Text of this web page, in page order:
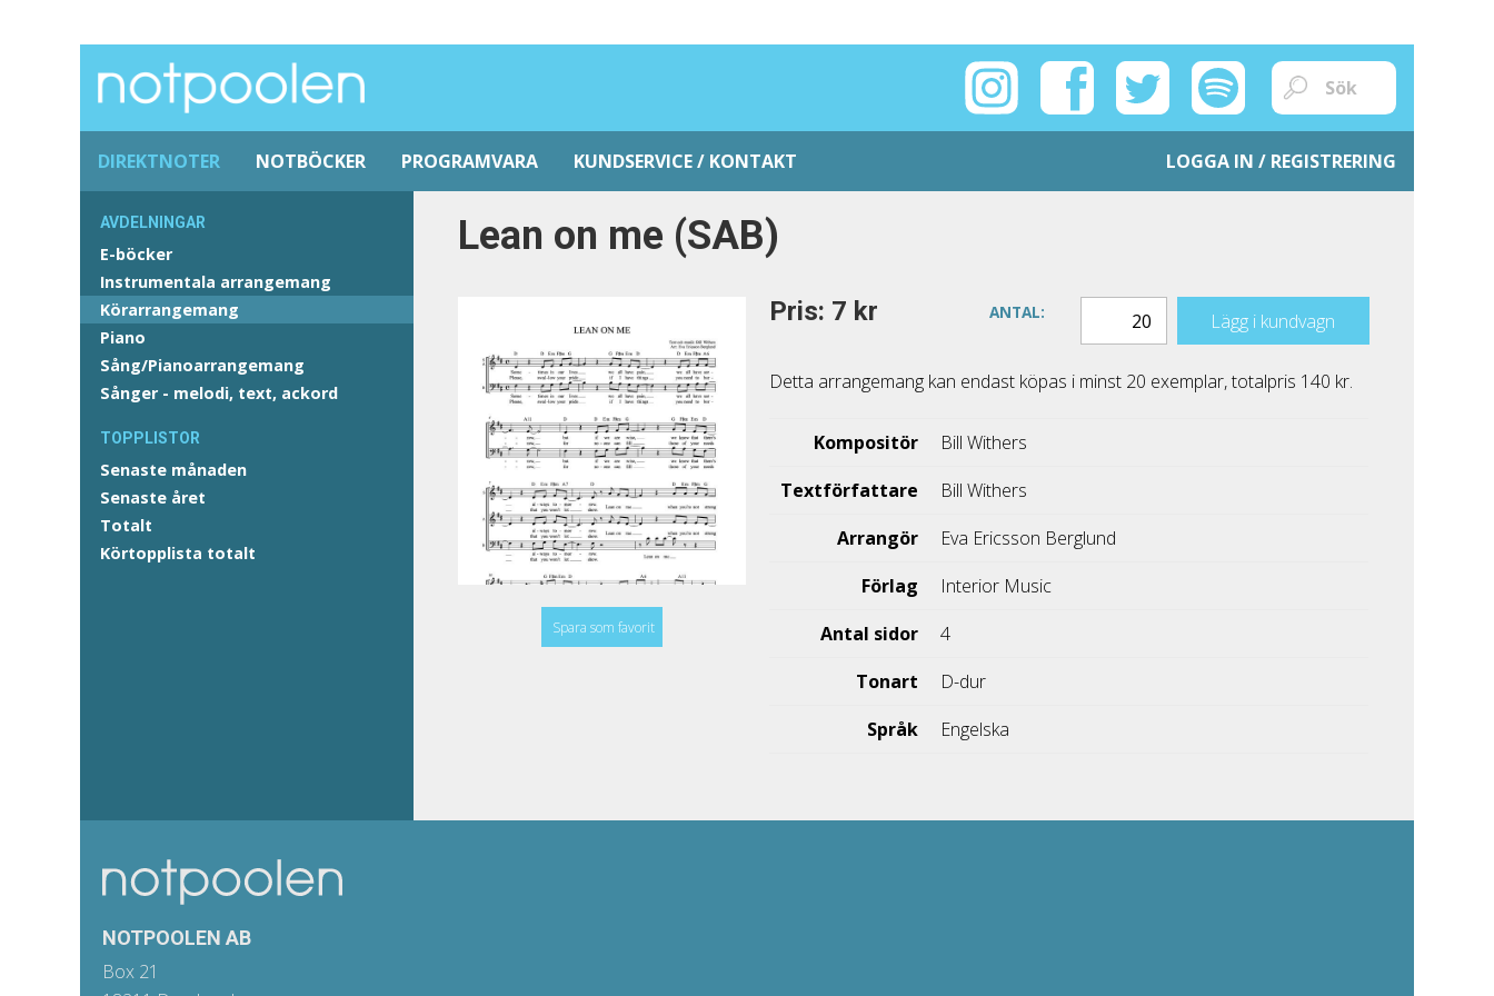
DIREKTNOTER NOTBÖCKER PROGRAMVARA KUNDSERVICE / KONTAKT LOGGA IN / REGISTRERING
AVDELNINGAR
E-böcker
Instrumentala arrangemang
Körarrangemang
Piano
Sång/Pianoarrangemang
Sånger - melodi, text, ackord
TOPPLISTOR
Senaste månaden
Senaste året
Totalt
Körtopplista totalt
Lean on me (SAB)
Spara som favorit
Pris: 7 kr ANTAL: Lägg i kundvagn
Detta arrangemang kan endast köpas i minst 20 exemplar, totalpris 140 kr.
Kompositör
Bill Withers
Textförfattare
Bill Withers
Arrangör
Eva Ericsson Berglund
Förlag
Interior Music
Antal sidor
4
Tonart
D-dur
Språk
Engelska
NOTPOOLEN AB
Box 21